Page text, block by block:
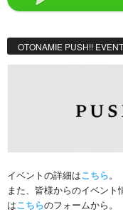
OTONAMIE PUSH!!
イベントの詳細はこちら。
また、皆様からのイベン
はこちらのフォームから。